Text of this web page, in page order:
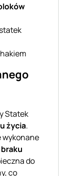
Statek
życia.
wykonane
braku
do
co